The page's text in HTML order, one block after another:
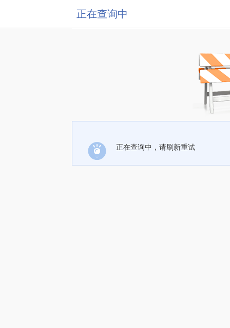
正在查询中
正在查询中，请刷新重试